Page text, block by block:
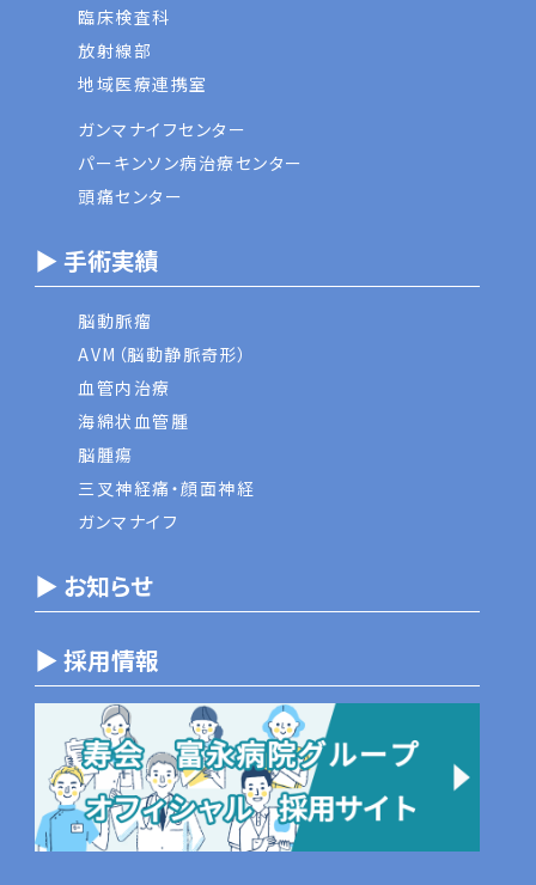
臨床検査科
放射線部
地域医療連携室
ガンマナイフセンター
パーキンソン病治療センター
頭痛センター
▶ 手術実績
脳動脈瘤
AVM（脳動静脈奇形）
血管内治療
海綿状血管腫
脳腫瘍
三叉神経痛・顔面神経
ガンマナイフ
▶ お知らせ
▶ 採用情報